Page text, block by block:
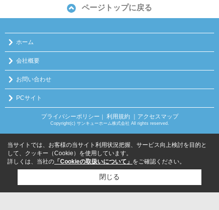
ページトップに戻る
ホーム
会社概要
お問い合わせ
PCサイト
プライバシーポリシー ｜ 利用規約 ｜アクセスマップ
Copyright(c) サンキューホーム株式会社 All rights reserved.
当サイトでは、お客様の当サイト利用状況把握、サービス向上検討を目的と
して、クッキー（Cookie）を使用しています。
詳しくは、当社の 「Cookieの取扱いについて」 をご確認ください。
閉じる